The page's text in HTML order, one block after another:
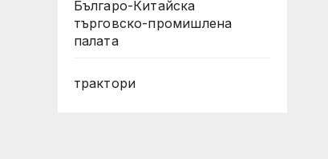
Българо-Китайска
търговско-промишлена
палата
трактори